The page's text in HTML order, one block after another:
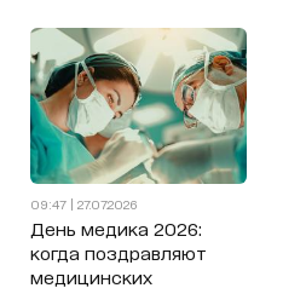
09:47 | 27.07.2026
День медика 2026:
когда поздравляют
медицинских